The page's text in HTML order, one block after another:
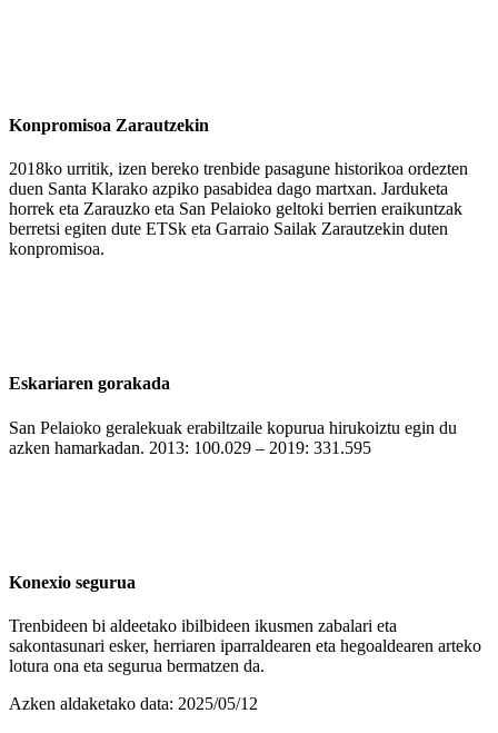
Konpromisoa Zarautzekin
2018ko urritik, izen bereko trenbide pasagune historikoa ordezten
duen Santa Klarako azpiko pasabidea dago martxan. Jarduketa
horrek eta Zarauzko eta San Pelaioko geltoki berrien eraikuntzak
berretsi egiten dute ETSk eta Garraio Sailak Zarautzekin duten
konpromisoa.
Eskariaren gorakada
San Pelaioko geralekuak erabiltzaile kopurua hirukoiztu egin du
azken hamarkadan. 2013: 100.029 – 2019: 331.595
Konexio segurua
Trenbideen bi aldeetako ibilbideen ikusmen zabalari eta
sakontasunari esker, herriaren iparraldearen eta hegoaldearen arteko
lotura ona eta segurua bermatzen da.
Azken aldaketako data: 2025/05/12